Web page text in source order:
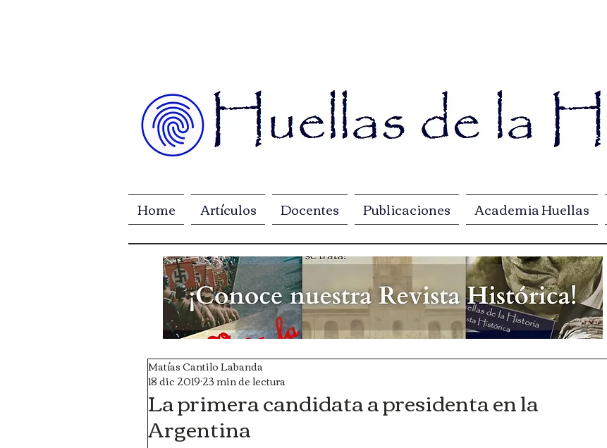
Home Artículos Docentes Publicaciones Academia Huellas
La primera candidata a presidenta en la
Argentina
Matías Cantilo Labanda
18 dic 201923 min de lectura